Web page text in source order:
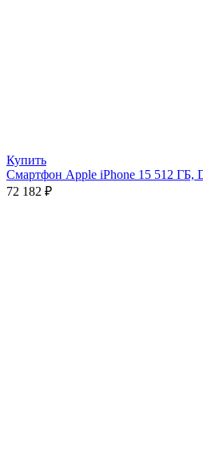
Купить
Смартфон Apple iPhone 15 512 ГБ,
72 182 ₽